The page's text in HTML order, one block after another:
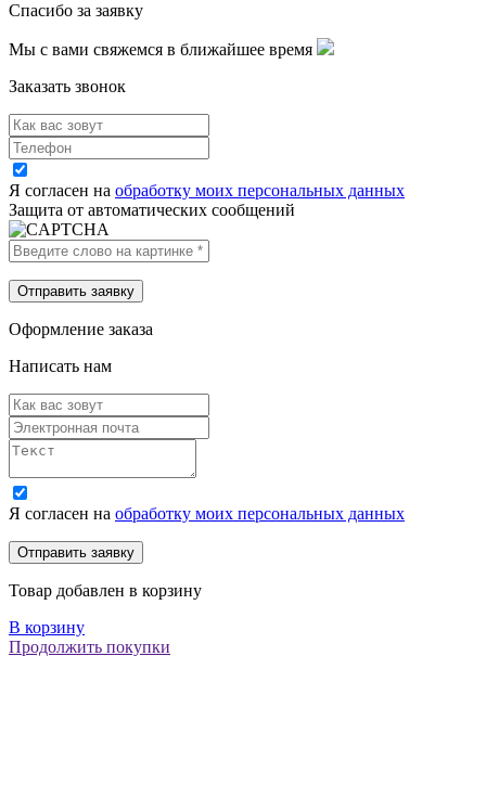
Спасибо за заявку
Мы с вами свяжемся в ближайшее время
Заказать звонок
Я согласен на обработку моих персональных данных
Защита от автоматических сообщений
Оформление заказа
Написать нам
Я согласен на обработку моих персональных данных
Товар добавлен в корзину
В корзину
Продолжить покупки